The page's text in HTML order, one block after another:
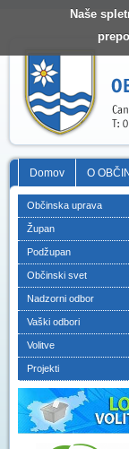
Naše
Domov O
Občinska uprava
Župan
Podžupan
Občinski svet
Nadzorni odbor
Vaški odbori
Volitve
Projekti